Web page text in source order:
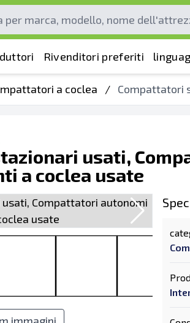
Rivenditori preferiti
a coclea / Compattatori
usati,
a coclea usate